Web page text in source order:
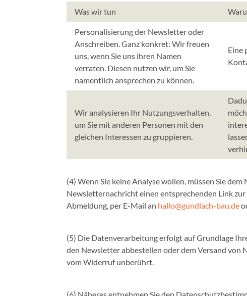
Was wir tun
Personalisierung der Newsletter oder
Anschreiben. Ganz konkret: Wir freuen
uns, wenn Sie uns ihren Namen
verraten. Diesen nutzen wir, um Sie
namentlich ansprechen zu können.
Eine
Wir analysieren Ihr Nutzungsverhalten,
um Sie mit anderen Personen mit den
gleichen Interessen zu gruppieren.
(4) Wenn Sie keine Analyse wollen, müssen Sie
Newsletternachricht einen entsprechenden Link
Abmeldung, per E-Mail an hallo@gundlach-bau.de
(5) Die Datenverarbeitung erfolgt auf Grundlage
den Newsletter abbestellen oder dem Versand
vom Widerruf unberührt.